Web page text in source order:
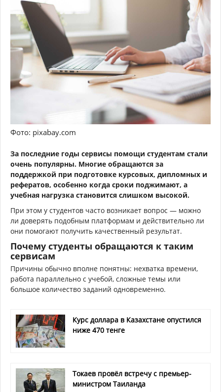
Фото: pixabay.com
За последние годы сервисы помощи студентам стали
очень популярны. Многие обращаются за
поддержкой при подготовке курсовых, дипломных и
рефератов, особенно когда сроки поджимают, а
учебная нагрузка становится слишком высокой.
При этом у студентов часто возникает вопрос — можно
ли доверять подобным платформам и действительно ли
они помогают получить качественный результат.
Почему студенты обращаются к таким
сервисам
Причины обычно вполне понятны: нехватка времени,
работа параллельно с учебой, сложные темы или
большое количество заданий одновременно.
Курс доллара в Казахстане опустился
ниже 470 тенге
Токаев провёл встречу с премьер-
министром Таиланда